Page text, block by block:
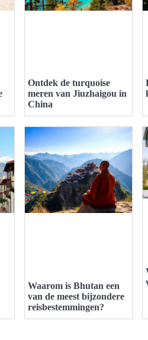
Ontdek de turquoise
meren van Jiuzhaigou in
China
Waarom is Bhutan een
van de meest bijzondere
reisbestemmingen?